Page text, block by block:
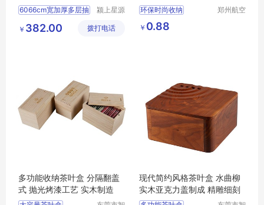
纳柜子整理箱
6066cm宽加厚多层抽
颍上星源
有限公司
￥ 382.00 拨打电话
印字印logo
环保时尚收纳
手提袋子
超大容量防水收纳
郑州航空
￥ 0.88
多功能收纳茶叶盒 分隔翻盖
式 抛光烤漆工艺 实木制造
现代简约风格茶叶盒 水曲柳
实木亚克力盖制成 精雕细刻